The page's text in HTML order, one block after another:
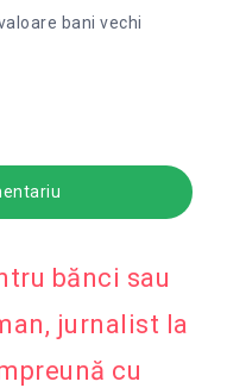
bani vechi
bănci sau
jurnalist la
cu